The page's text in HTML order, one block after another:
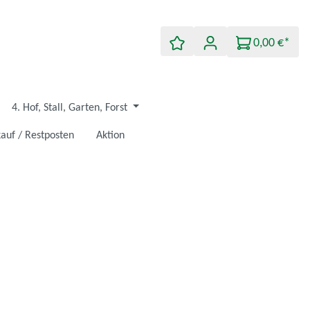
0,00 €*
4. Hof, Stall, Garten, Forst
/ Restposten Aktion